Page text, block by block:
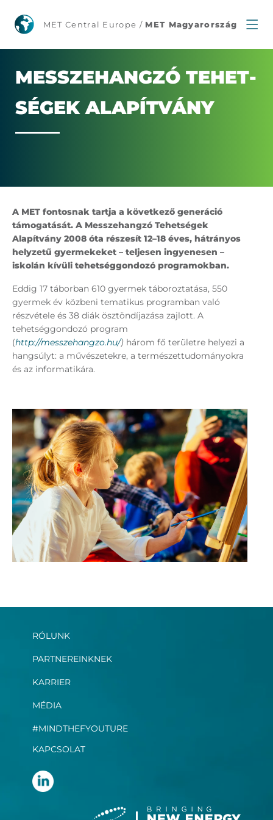
Messzehangzó
Tehetségek
Alapítvány
MET Central Europe / MET Magyarország
MESSZE­HANG­ZÓ TE­HET­
SÉ­GEK ALA­PÍT­VÁNY
A MET fontosnak tartja a következő generáció
támogatását. A Messzehangzó Tehetségek
Alapítvány 2008 óta részesít 12–18 éves, hátrányos
helyzetű gyermekeket – teljesen ingyenesen –
iskolán kívüli tehetséggondozó programokban.
Eddig 17 táborban 610 gyermek táboroztatása, 550
gyermek év közbeni tematikus programban való
részvétele és 38 diák ösztöndíjazása zajlott. A
tehetséggondozó program
(http://messzehangzo.hu/) három fő területre helyezi a
hangsúlyt: a művészetekre, a természettudományokra
és az informatikára.
RÓLUNK
PARTNEREINKNEK
KARRIER
MÉDIA
#MINDTHEFYOUTURE
KAPCSOLAT